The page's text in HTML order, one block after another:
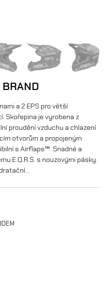
a 2 EPS pro větší
Skořepina je vyrobena z
proudění vzduchu a chlazení
otvorům a propojeným
s Airflaps™. Snadné a
E.Q.R.S. s nouzovými pásky.